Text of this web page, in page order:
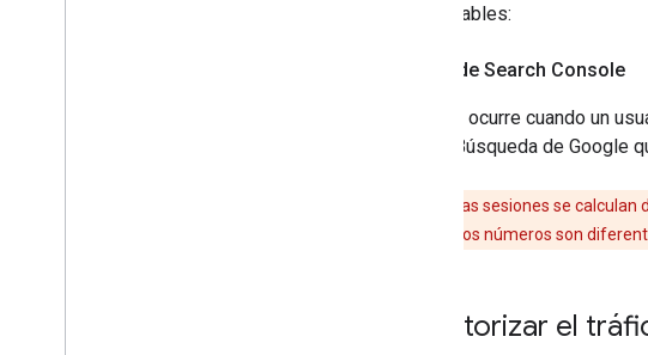
comparables:
Clics de Search Console
ocurre cuando un
de la Búsqueda de Google
Los clics y las sesiones se
sobre por qué los números son
Monitorizar el